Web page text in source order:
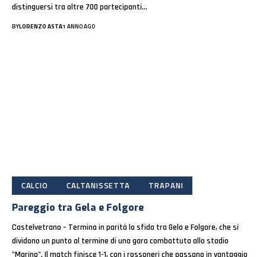
distinguersi tra oltre 700 partecipanti…
BYLORENZO ASTA1 ANNO AGO
CALCIO CALTANISSETTA TRAPANI
Pareggio tra Gela e Folgore
Castelvetrano – Termina in parità la sfida tra Gela e Folgore, che si
dividono un punto al termine di una gara combattuta allo stadio
"Marino". Il match finisce 1-1, con i rossoneri che passano in vantaggio